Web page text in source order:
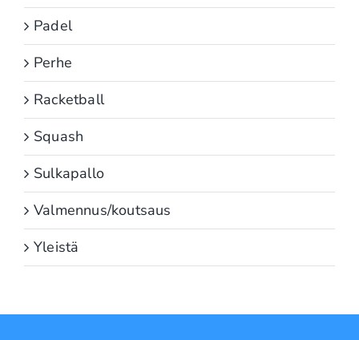
Padel
Perhe
Racketball
Squash
Sulkapallo
Valmennus/koutsaus
Yleistä